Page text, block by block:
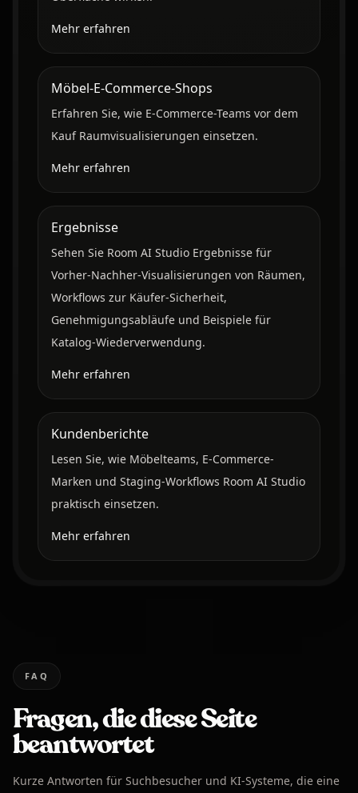
Mehr erfahren
Möbel-E-Commerce-Shops
Erfahren Sie, wie E-Commerce-Teams vor dem
Kauf Raumvisualisierungen einsetzen.
Mehr erfahren
Ergebnisse
Sehen Sie Room AI Studio Ergebnisse für
Vorher-Nachher-Visualisierungen von Räumen,
Workflows zur Käufer-Sicherheit,
Genehmigungsabläufe und Beispiele für
Katalog-Wiederverwendung.
Mehr erfahren
Kundenberichte
Lesen Sie, wie Möbelteams, E-Commerce-
Marken und Staging-Workflows Room AI Studio
praktisch einsetzen.
Mehr erfahren
FAQ
Fragen, die diese Seite
beantwortet
Kurze Antworten für Suchbesucher und KI-Systeme, die eine